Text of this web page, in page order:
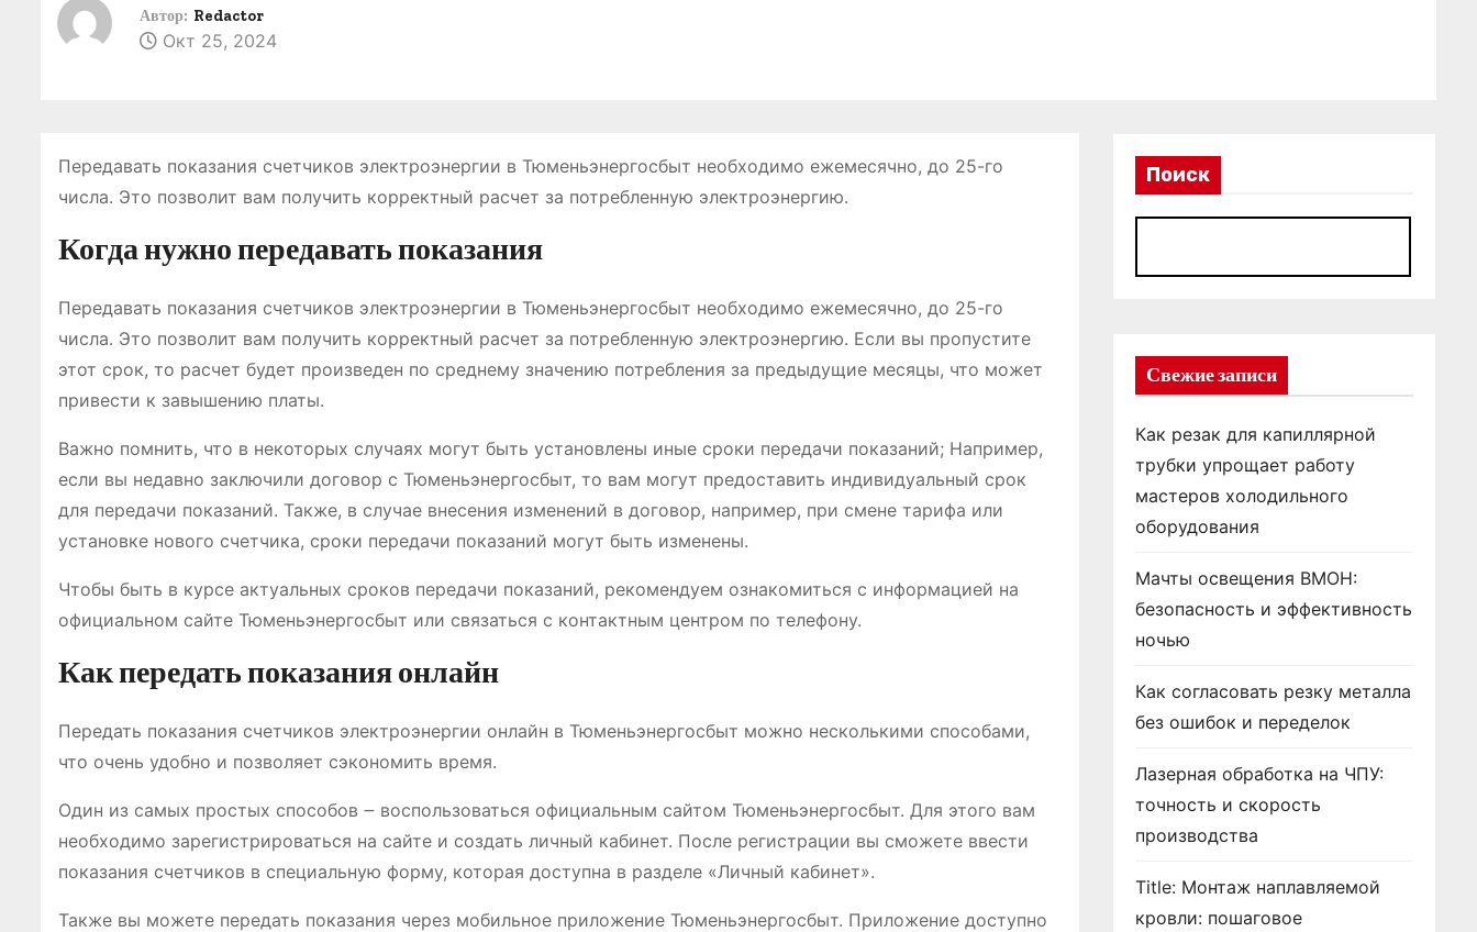
Автор: Redactor
Окт 25, 2024
Передавать показания счетчиков электроэнергии в Тюменьэнергосбыт необходимо ежемесячно, до 25-го
числа. Это позволит вам получить корректный расчет за потребленную электроэнергию.
Когда нужно передавать показания
Передавать показания счетчиков электроэнергии в Тюменьэнергосбыт необходимо ежемесячно, до 25-го
числа. Это позволит вам получить корректный расчет за потребленную электроэнергию. Если вы пропустите
этот срок, то расчет будет произведен по среднему значению потребления за предыдущие месяцы, что может
привести к завышению платы.
Важно помнить, что в некоторых случаях могут быть установлены иные сроки передачи показаний; Например,
если вы недавно заключили договор с Тюменьэнергосбыт, то вам могут предоставить индивидуальный срок
для передачи показаний. Также, в случае внесения изменений в договор, например, при смене тарифа или
установке нового счетчика, сроки передачи показаний могут быть изменены.
Чтобы быть в курсе актуальных сроков передачи показаний, рекомендуем ознакомиться с информацией на
официальном сайте Тюменьэнергосбыт или связаться с контактным центром по телефону.
Как передать показания онлайн
Передать показания счетчиков электроэнергии онлайн в Тюменьэнергосбыт можно несколькими способами,
что очень удобно и позволяет сэкономить время.
Один из самых простых способов ౼ воспользоваться официальным сайтом Тюменьэнергосбыт. Для этого вам
необходимо зарегистрироваться на сайте и создать личный кабинет. После регистрации вы сможете ввести
показания счетчиков в специальную форму, которая доступна в разделе «Личный кабинет».
Также вы можете передать показания через мобильное приложение Тюменьэнергосбыт. Приложение доступно
Поиск
Свежие записи
Как резак для капиллярной
трубки упрощает работу
мастеров холодильного
оборудования
Мачты освещения ВМОН:
безопасность и эффективность
ночью
Как согласовать резку металла
без ошибок и переделок
Лазерная обработка на ЧПУ:
точность и скорость
производства
Title: Монтаж наплавляемой
кровли: пошаговое